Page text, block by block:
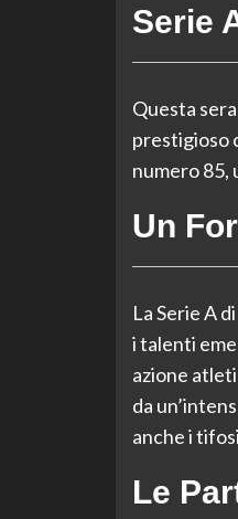
Serie
Questa
prestigioso
numero 85,
Un
La Serie A
i talenti
azione
da
anche i
Le